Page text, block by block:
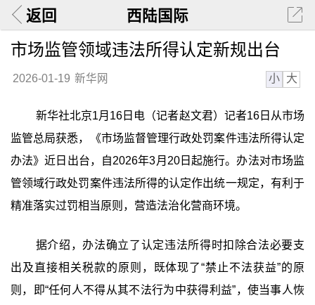
返回 西陆国际
市场监管领域违法所得认定新规出台
2026-01-19 新华网 小 大
新华社北京1月16日电（记者赵文君）记者16日从市场
监管总局获悉，《市场监督管理行政处罚案件违法所得认定
办法》近日出台，自2026年3月20日起施行。办法对市场监
管领域行政处罚案件违法所得的认定作出统一规定，有利于
精准落实过罚相当原则，营造法治化营商环境。
据介绍，办法确立了认定违法所得时扣除合法必要支
出及直接相关税款的原则，既体现了“禁止不法获益”的原
则，即“任何人不得从其不法行为中获得利益”，使当事人恢